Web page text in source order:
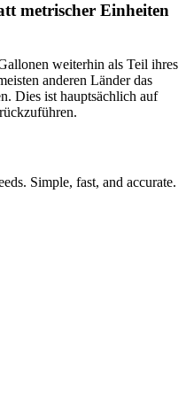
metrischer Einheiten
weiterhin als Teil ihres
anderen Länder das
Dies ist hauptsächlich auf
Simple, fast, and accurate.